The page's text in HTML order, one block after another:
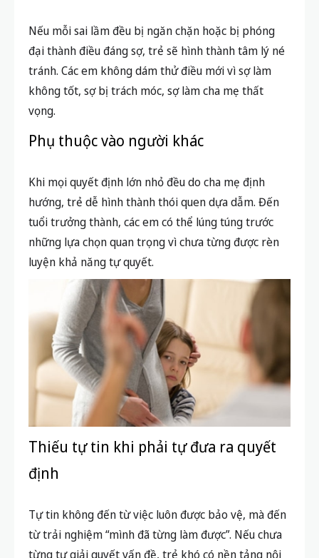
Nếu mỗi sai lầm đều bị ngăn chặn hoặc bị phóng
đại thành điều đáng sợ, trẻ sẽ hình thành tâm lý né
tránh. Các em không dám thử điều mới vì sợ làm
không tốt, sợ bị trách móc, sợ làm cha mẹ thất
vọng.
Phụ thuộc vào người khác
Khi mọi quyết định lớn nhỏ đều do cha mẹ định
hướng, trẻ dễ hình thành thói quen dựa dẫm. Đến
tuổi trưởng thành, các em có thể lúng túng trước
những lựa chọn quan trọng vì chưa từng được rèn
luyện khả năng tự quyết.
Thiếu tự tin khi phải tự đưa ra quyết
định
Tự tin không đến từ việc luôn được bảo vệ, mà đến
từ trải nghiệm “mình đã từng làm được”. Nếu chưa
từng tự giải quyết vấn đề, trẻ khó có nền tảng nội